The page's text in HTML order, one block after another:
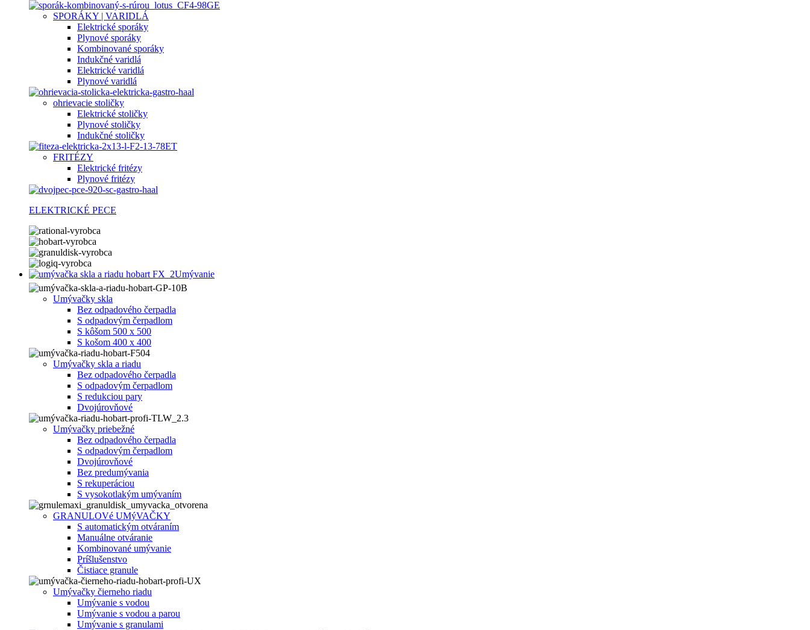
SPORÁKY | VARIDLÁ
Elektrické sporáky
Plynové sporáky
Kombinované sporáky
Indukčné varidlá
Elektrické varidlá
Plynové varidlá
ohrievacie stoličky
Elektrické stoličky
Plynové stoličky
Indukčné stoličky
FRITÉZY
Elektrické fritézy
Plynové fritézy
ELEKTRICKÉ PECE
Umývanie
Umývačky skla
Bez odpadového čerpadla
S odpadovým čerpadlom
S kôšom 500 x 500
S košom 400 x 400
Umývačky skla a riadu
Bez odpadového čerpadla
S odpadovým čerpadlom
S redukciou pary
Dvojúrovňové
Umývačky priebežné
Bez odpadového čerpadla
S odpadovým čerpadlom
Dvojúrovňové
Bez predumývania
S rekuperáciou
S vysokotlakým umývaním
GRANULOVé UMýVAČKY
S automatickým otváraním
Manuálne otváranie
Kombinované umývanie
Príšlušenstvo
Čistiace granule
Umývačky čierneho riadu
Umývanie s vodou
Umývanie s vodou a parou
Umývanie s granulami